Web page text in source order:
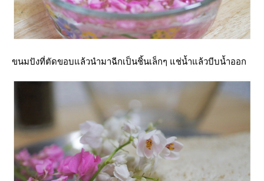
ขนมปังที่ตัดขอบแล้วนำมาฉีกเป็นชิ้นเล็กๆ แช่น้ำแล้วบีบน้ำออก